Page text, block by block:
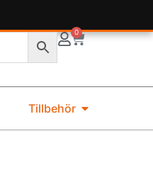
0
Tillbehör